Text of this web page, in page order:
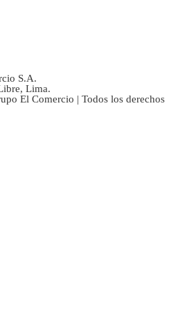
S.A.
Lima.
El Comercio | Todos los derechos